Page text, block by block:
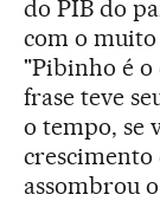
do PIB do
com o
"Pibinho é o
frase teve
o tempo, se
crescimento
assombrou